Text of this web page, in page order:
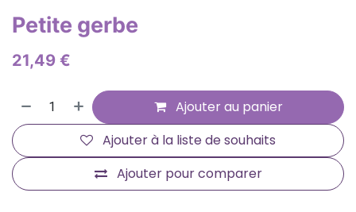
Petite gerbe
21,49 €
Ajouter au panier
Ajouter pour comparer
Ajouter à la liste de souhaits